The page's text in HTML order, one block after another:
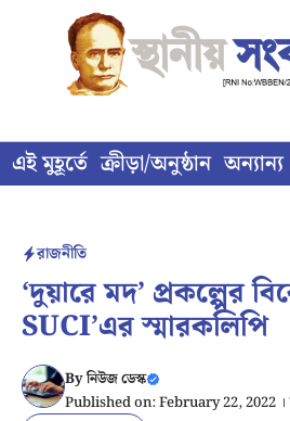
content
এই মুহূর্তে ক্রীড়া/অনুষ্ঠান অন্যান্য
রাজনীতি
‘দুয়ারে মদ’ প্রকল্পের
SUCI’এর স্মারকলিপি
Byনিউজ ডেস্ক
Published on: February 22, 2022 ।